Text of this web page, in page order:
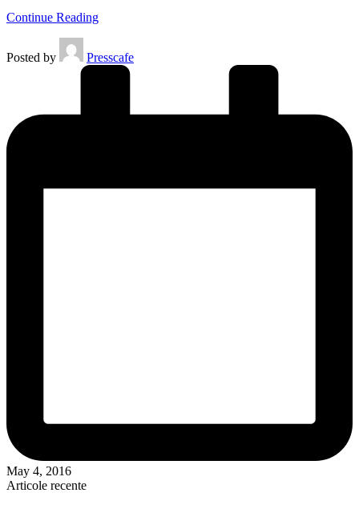
Continue Reading
Posted by Presscafe
May 4, 2016
Articole recente